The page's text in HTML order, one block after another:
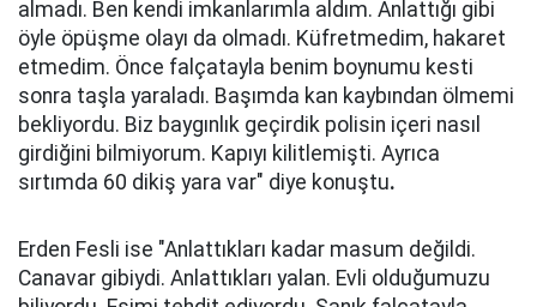
almadı. Ben kendi imkanlarımla aldım. Anlattığı gibi
öyle öpüşme olayı da olmadı. Küfretmedim, hakaret
etmedim. Önce falçatayla benim boynumu kesti
sonra taşla yaraladı. Başımda kan kaybından ölmemi
bekliyordu. Biz baygınlık geçirdik polisin içeri nasıl
girdiğini bilmiyorum. Kapıyı kilitlemişti. Ayrıca
sırtımda 60 dikiş yara var" diye konuştu.
Erden Fesli ise "Anlattıkları kadar masum değildi.
Canavar gibiydi. Anlattıkları yalan. Evli olduğumuzu